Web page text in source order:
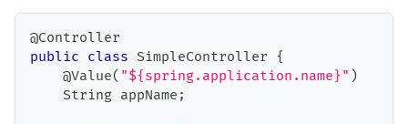
@Controller
public class SimpleController {
@Value( "${spring.application.name}" )
String appName ;